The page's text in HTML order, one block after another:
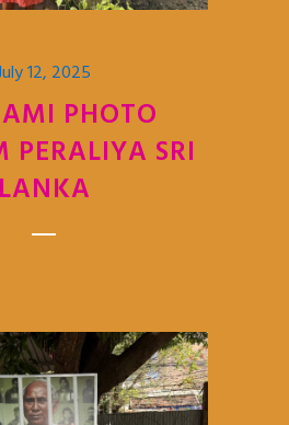
12, 2025
PHOTO
PERALIYA SRI
LANKA